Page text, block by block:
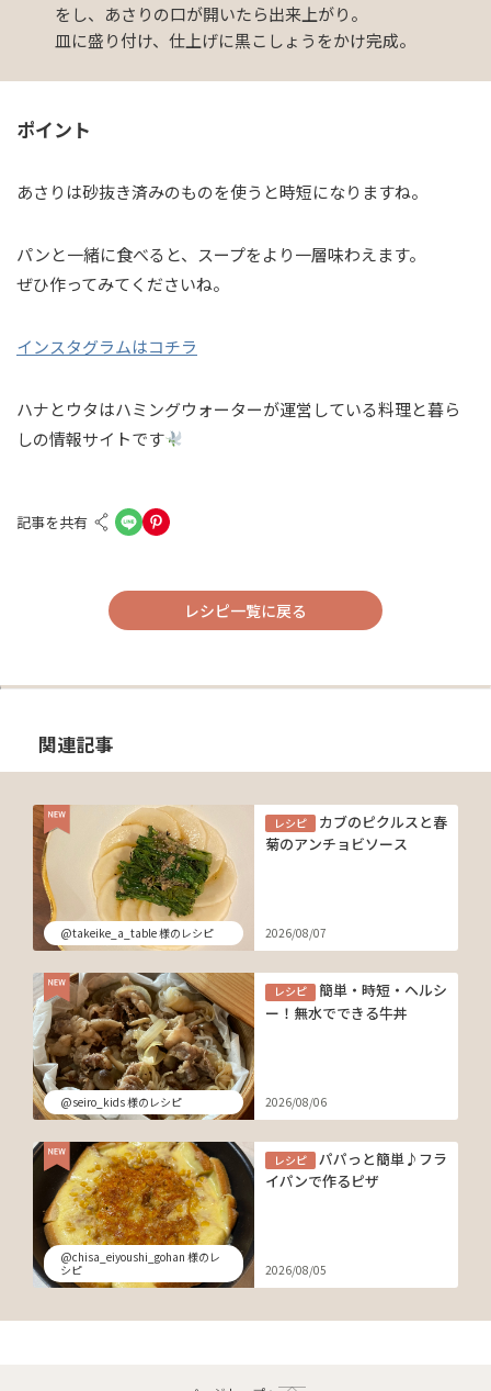
をし、あさりの口が開いたら出来上がり。
皿に盛り付け、仕上げに黒こしょうをかけ完成。
ポイント
あさりは砂抜き済みのものを使うと時短になりますね。
パンと一緒に食べると、スープをより一層味わえます。
ぜひ作ってみてくださいね。
インスタグラムはコチラ
ハナとウタはハミングウォーターが運営している料理と暮ら
しの情報サイトです
記事を共有
レシピ一覧に戻る
関連記事
@takeike_a_table 様のレシピ
レシピ
カブのピクルスと春
菊のアンチョビソース
2026/08/07
@seiro_kids 様のレシピ
レシピ
簡単・時短・ヘルシ
ー！無水でできる牛丼
2026/08/06
@chisa_eiyoushi_gohan 様のレ
シピ
レシピ
パパっと簡単♪フラ
イパンで作るピザ
2026/08/05